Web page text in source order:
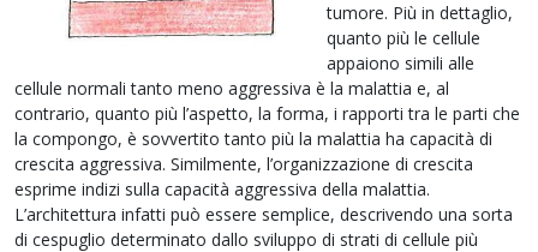
tumore. Più in dettaglio,
quanto più le cellule
appaiono simili alle
cellule normali tanto meno aggressiva è la malattia e, al
contrario, quanto più l’aspetto, la forma, i rapporti tra le parti che
la compongo, è sovvertito tanto più la malattia ha capacità di
crescita aggressiva. Similmente, l’organizzazione di crescita
esprime indizi sulla capacità aggressiva della malattia.
L’architettura infatti può essere semplice, descrivendo una sorta
di cespuglio determinato dallo sviluppo di strati di cellule più